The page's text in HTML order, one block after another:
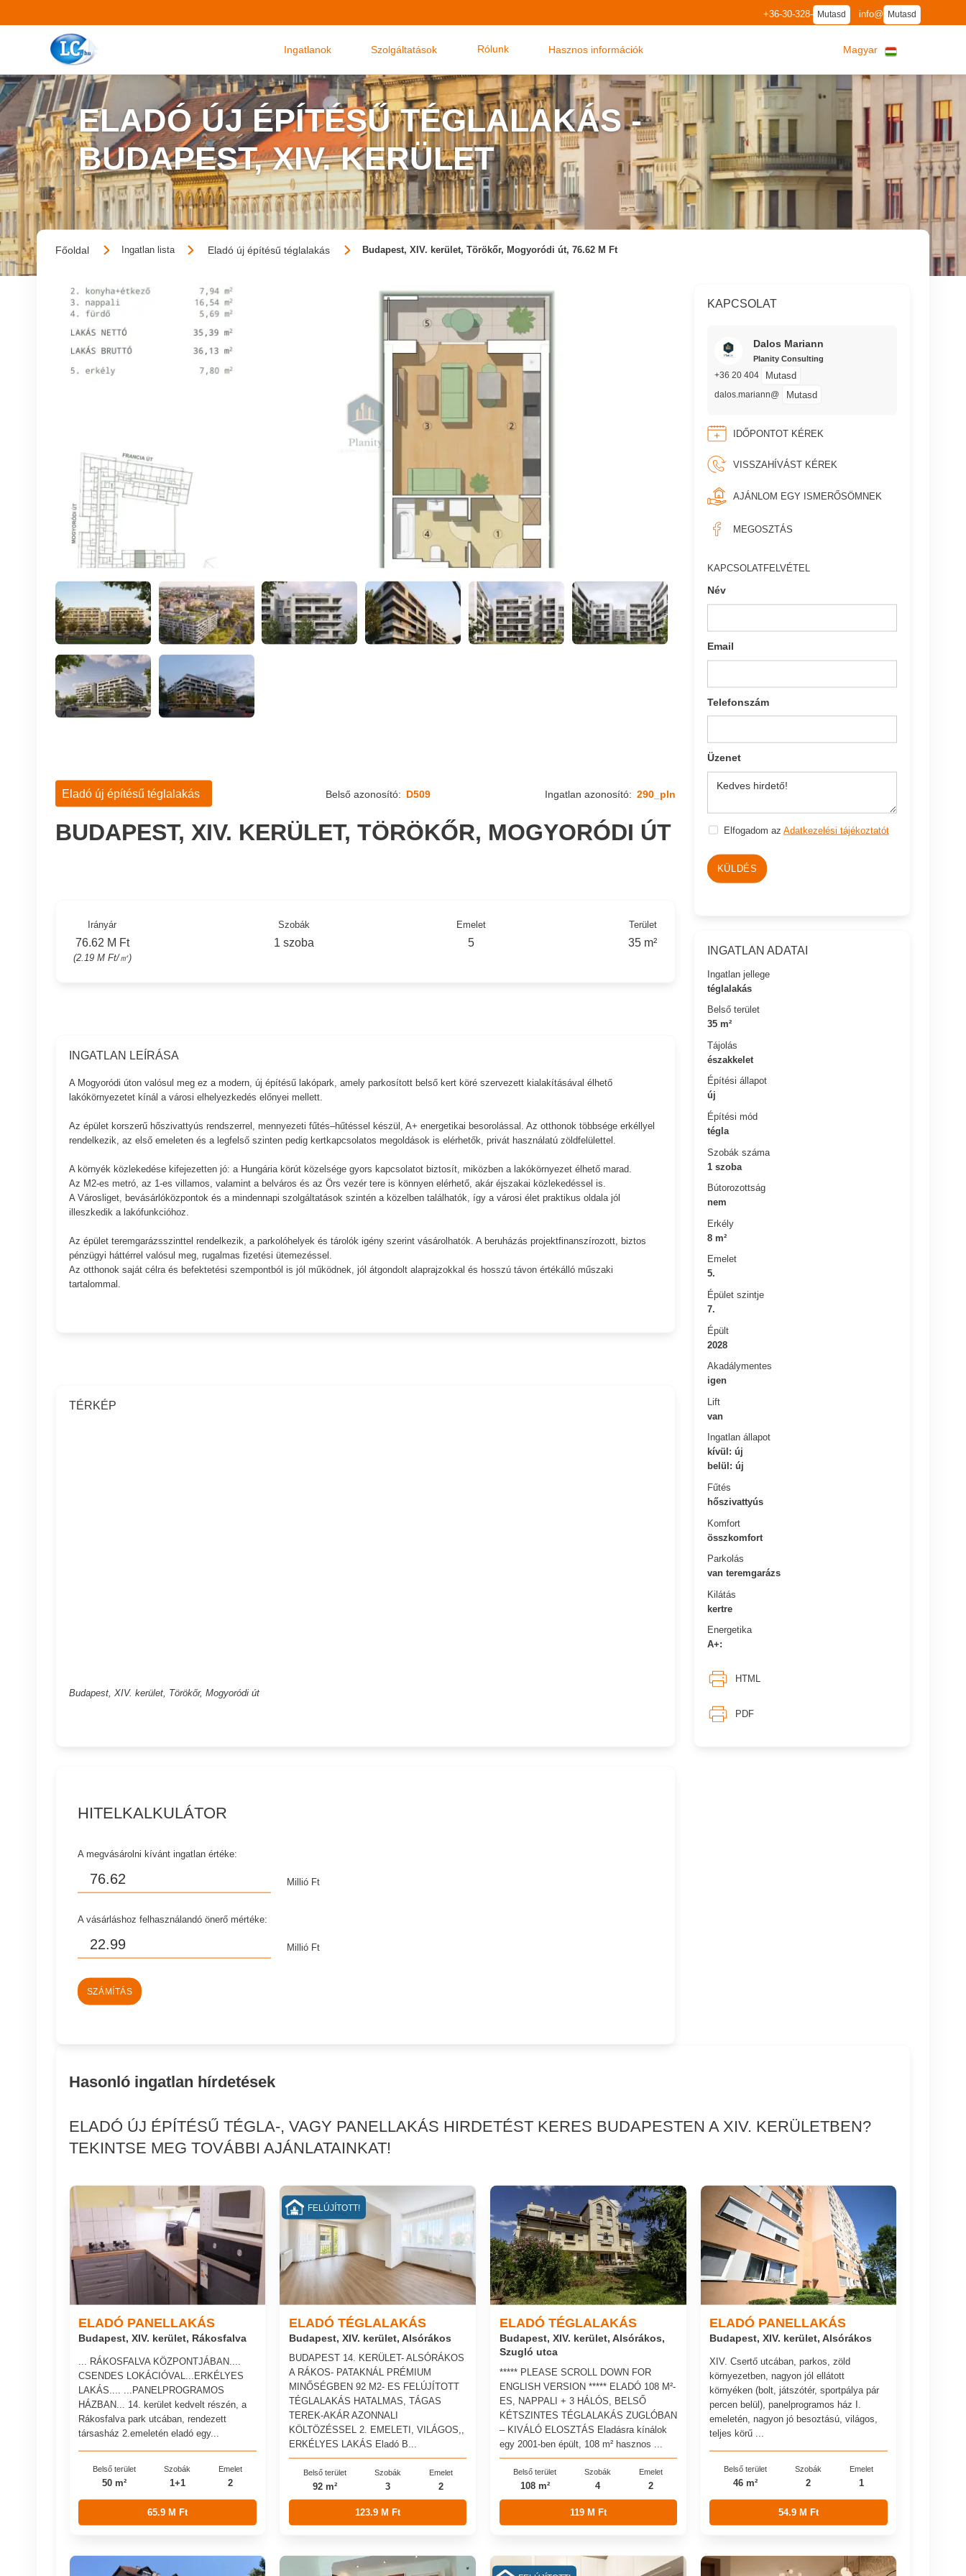
+36-30-328- Mutasd info@ Mutasd
Ingatlanok Szolgáltatások Rólunk Hasznos információk Magyar
ELADÓ ÚJ ÉPÍTÉSŰ TÉGLALAKÁS -
BUDAPEST, XIV. KERÜLET
Főoldal Ingatlan lista Eladó új építésű téglalakás Budapest, XIV. kerület, Törökőr, Mogyoródi út, 76.62 M Ft
KAPCSOLAT
Dalos Mariann
Planity Consulting
+36 20 404 Mutasd
dalos.mariann@ Mutasd
IDŐPONTOT KÉREK
VISSZAHÍVÁST KÉREK
AJÁNLOM EGY ISMERŐSÖMNEK
MEGOSZTÁS
KAPCSOLATFELVÉTEL
Név
Email
Telefonszám
Üzenet
Elfogadom az Adatkezelési tájékoztatót
KÜLDÉS
INGATLAN ADATAI
Ingatlan jellege
téglalakás
Belső terület
35 m²
Tájolás
északkelet
Építési állapot
új
Építési mód
tégla
Szobák száma
1 szoba
Bútorozottság
nem
Erkély
8 m²
Emelet
5.
Épület szintje
7.
Épült
2028
Akadálymentes
igen
Lift
van
Ingatlan állapot
kívül: új
belül: új
Fűtés
hőszivattyús
Komfort
összkomfort
Parkolás
van teremgarázs
Kilátás
kertre
Energetika
A+:
HTML
PDF
Eladó új építésű téglalakás Belső azonosító: D509 Ingatlan azonosító: 290_pln
BUDAPEST, XIV. KERÜLET, TÖRÖKŐR, MOGYORÓDI ÚT
Irányár
76.62 M Ft
(2.19 M Ft/㎡)
Szobák
1 szoba
Emelet
5
Terület
35 m²
INGATLAN LEÍRÁSA
A Mogyoródi úton valósul meg ez a modern, új építésű lakópark, amely parkosított belső kert köré szervezett kialakításával élhető
lakókörnyezetet kínál a városi elhelyezkedés előnyei mellett.
Az épület korszerű hőszivattyús rendszerrel, mennyezeti fűtés–hűtéssel készül, A+ energetikai besorolással. Az otthonok többsége erkéllyel
rendelkezik, az első emeleten és a legfelső szinten pedig kertkapcsolatos megoldások is elérhetők, privát használatú zöldfelülettel.
A környék közlekedése kifejezetten jó: a Hungária körút közelsége gyors kapcsolatot biztosít, miközben a lakókörnyezet élhető marad.
Az M2-es metró, az 1-es villamos, valamint a belváros és az Örs vezér tere is könnyen elérhető, akár éjszakai közlekedéssel is.
A Városliget, bevásárlóközpontok és a mindennapi szolgáltatások szintén a közelben találhatók, így a városi élet praktikus oldala jól
illeszkedik a lakófunkcióhoz.
Az épület teremgarázsszinttel rendelkezik, a parkolóhelyek és tárolók igény szerint vásárolhatók. A beruházás projektfinanszírozott, biztos
pénzügyi háttérrel valósul meg, rugalmas fizetési ütemezéssel.
Az otthonok saját célra és befektetési szempontból is jól működnek, jól átgondolt alaprajzokkal és hosszú távon értékálló műszaki
tartalommal.
TÉRKÉP
Budapest, XIV. kerület, Törökőr, Mogyoródi út
HITELKALKULÁTOR
A megvásárolni kívánt ingatlan értéke:
Millió Ft
A vásárláshoz felhasználandó önerő mértéke:
Millió Ft
SZÁMÍTÁS
Hasonló ingatlan hírdetések
ELADÓ ÚJ ÉPÍTÉSŰ TÉGLA-, VAGY PANELLAKÁS HIRDETÉST KERES BUDAPESTEN A XIV. KERÜLETBEN?
TEKINTSE MEG TOVÁBBI AJÁNLATAINKAT!
ELADÓ PANELLAKÁS
Budapest, XIV. kerület, Rákosfalva
... RÁKOSFALVA KÖZPONTJÁBAN....
CSENDES LOKÁCIÓVAL...ERKÉLYES
LAKÁS.... ...PANELPROGRAMOS
HÁZBAN... 14. kerület kedvelt részén, a
Rákosfalva park utcában, rendezett
társasház 2.emeletén eladó egy...
Belső terület
50 m²
Szobák
1+1
Emelet
2
65.9 M Ft
ELADÓ TÉGLALAKÁS
Budapest, XIV. kerület, Alsórákos
BUDAPEST 14. KERÜLET- ALSÓRÁKOS
A RÁKOS- PATAKNÁL PRÉMIUM
MINŐSÉGBEN 92 M2- ES FELÚJÍTOTT
TÉGLALAKÁS HATALMAS, TÁGAS
TEREK-AKÁR AZONNALI
KÖLTÖZÉSSEL 2. EMELETI, VILÁGOS,,
ERKÉLYES LAKÁS Eladó B...
Belső terület
92 m²
Szobák
3
Emelet
2
123.9 M Ft
FELÚJÍTOTT!
ELADÓ TÉGLALAKÁS
Budapest, XIV. kerület, Alsórákos,
Szugló utca
***** PLEASE SCROLL DOWN FOR
ENGLISH VERSION ***** ELADÓ 108 M²-
ES, NAPPALI + 3 HÁLÓS, BELSŐ
KÉTSZINTES TÉGLALAKÁS ZUGLÓBAN
– KIVÁLÓ ELOSZTÁS Eladásra kínálok
egy 2001-ben épült, 108 m² hasznos ...
Belső terület
108 m²
Szobák
4
Emelet
2
119 M Ft
ELADÓ PANELLAKÁS
Budapest, XIV. kerület, Alsórákos
XIV. Csertő utcában, parkos, zöld
környezetben, nagyon jól ellátott
környéken (bolt, játszótér, sportpálya pár
percen belül), panelprogramos ház I.
emeletén, nagyon jó besoztású, világos,
teljes körű ...
Belső terület
46 m²
Szobák
2
Emelet
1
54.9 M Ft